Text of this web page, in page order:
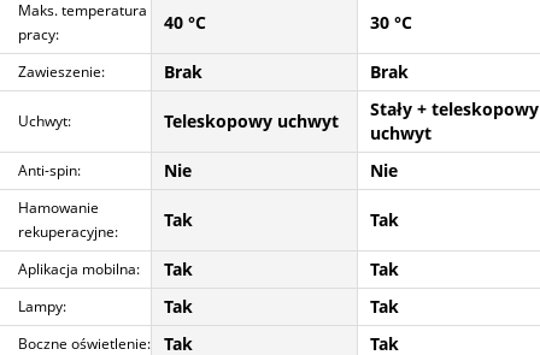
Maks. temperatura
pracy:
40 °C 30 °C
Zawieszenie: Brak Brak
Uchwyt: Teleskopowy uchwyt
Stały + teleskopowy
uchwyt
Anti-spin: Nie Nie
Hamowanie
rekuperacyjne:
Tak Tak
Aplikacja mobilna: Tak Tak
Lampy: Tak Tak
Boczne oświetlenie: Tak Tak